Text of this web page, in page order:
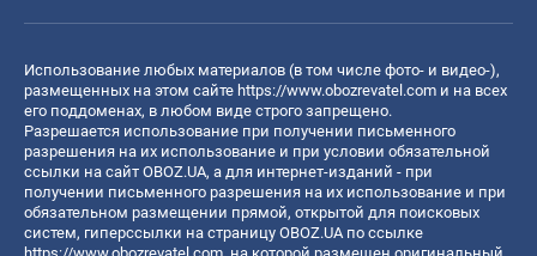
Использование любых материалов (в том числе фото- и видео-),
размещенных на этом сайте https://www.obozrevatel.com и на всех
его поддоменах, в любом виде строго запрещено.
Разрешается использование при получении письменного
разрешения на их использование и при условии обязательной
ссылки на сайт OBOZ.UA, а для интернет-изданий - при
получении письменного разрешения на их использование и при
обязательном размещении прямой, открытой для поисковых
систем, гиперссылки на страницу OBOZ.UA по ссылке